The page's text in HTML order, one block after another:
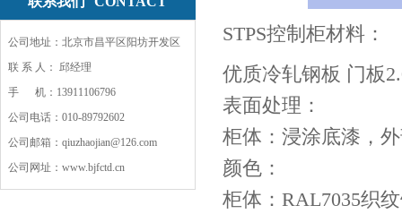
公司地址：北京市昌平区阳坊开发区
联 系 人： 邱经理
手 机：13911106796
公司电话：010-89792602
公司邮箱：qiuzhaojian@126.com
公司网址：www.bjfctd.cn
STPS控制柜材料：
优质冷轧钢板 门板
表面处理：
柜体：浸涂底漆，
颜色：
柜体：RAL7035织